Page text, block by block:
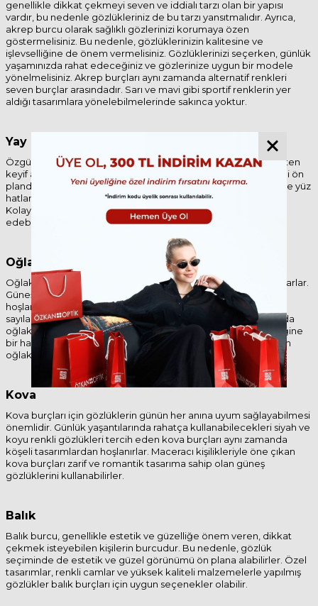
genellikle dikkat çekmeyi seven ve iddialı tarzı olan bir yapısı
vardır, bu nedenle gözlükleriniz de bu tarzı yansıtmalıdır. Ayrıca,
akrep burcu olarak sağlıklı gözlerinizi korumaya özen
göstermelisiniz. Bu nedenle, gözlüklerinizin kalitesine ve
işlevselliğine de önem vermelisiniz. Gözlüklerinizi seçerken, günlük
yaşamınızda rahat edeceğiniz ve gözlerinize uygun bir modele
yönelmelisiniz. Akrep burçları aynı zamanda alternatif renkleri
seven burçlar arasındadır. Sarı ve mavi gibi sportif renklerin yer
aldığı tasarımlara yönelebilmelerinde sakınca yoktur.
Yay
Özgürlüğüne düşkün olan yay burçları bol bol seyahat etmekten
keyif alırlar. Gözlük seçimlerinde maceracı ve özgür kişiliklerini ön
planda tutmaktan hoşlanırlar. Gözlük çerçeveleri, cam rengi ve yüz
hatları arasındaki uyum yay burçları için son derece önemlidir.
Kolay taşınabilir seyahat tipi gözlükler yay burçlarının tercih
edebilecekleri seçenekler arasında yer alır.
Oğlak
Oğlak burçları adil, dürüst ve yönetici kişilikleri ile ön plana çıkarlar.
Güneş gözlüğü seçimlerinde aşırı iddialı parçalardan
hoşlanmayabilirler. Onlar için siyah ve metalik gri gibi koyu
sayılabilecek olan renkler daha ilgi çekici olabilir. Aynı zamanda
oğlak burçları gözlük seçimini yaparken tasarımların işlevselliğine
bir hayli özen gösterir. İşlevsel ve şık parçalar kullanmayı seven
oğlak burçları garanti tercihlerde bulunmaktan hoşlanırlar.
Kova
Kova burçları için gözlüklerin günün her anına uyum sağlayabilmesi
önemlidir. Günlük yaşantılarında rahatça kullanabilecekleri siyah ve
koyu renkli gözlükleri tercih eden kova burçları aynı zamanda
köşeli tasarımlardan hoşlanırlar. Maceracı kişilikleriyle öne çıkan
kova burçları zarif ve romantik tasarıma sahip olan güneş
gözlüklerini kullanabilirler.
Balık
Balık burcu, genellikle estetik ve güzelliğe önem veren, dikkat
çekmek isteyebilen kişilerin burcudur. Bu nedenle, gözlük
seçiminde de estetik ve güzel görünümü ön plana alabilirler. Özel
tasarımlar, renkli camlar ve yüksek kaliteli malzemelerle yapılmış
gözlükler balık burçları için uygun seçenekler olabilir.